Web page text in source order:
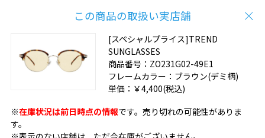
この商品の取扱い実店舗
[スペシャルプライス]TREND
SUNGLASSES
商品番号： ZO231G02-49E1
フレームカラー： ブラウン(デミ柄)
単価： ￥4,400(税込)
※在庫状況は前日時点の情報です。売り切れの可能性がありま
す。